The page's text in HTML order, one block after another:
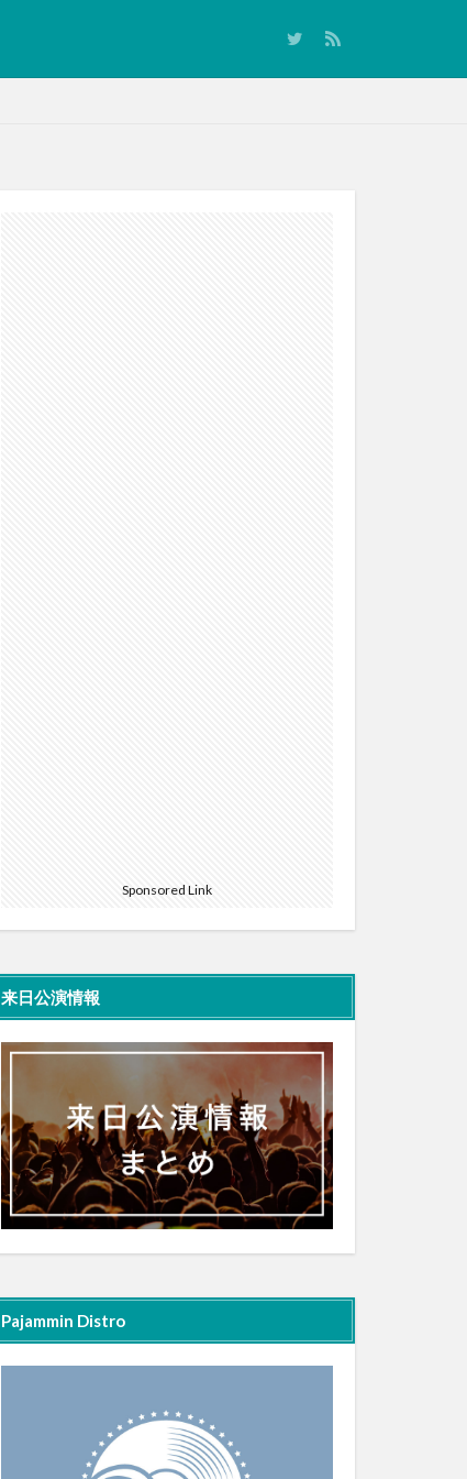
Sponsored Link
来日公演情報
Pajammin Distro